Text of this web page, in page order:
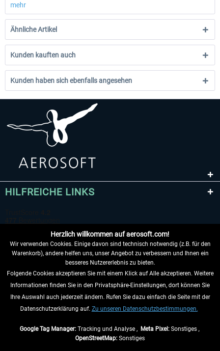
mehr
Ähnliche Artikel
Kunden kauften auch
Kunden haben sich ebenfalls angesehen
HILFREICHE LINKS
VERTRAG WIDERRUFEN
INFORMATIONEN
Herzlich willkommen auf aerosoft.com!
Wir verwenden Cookies. Einige davon sind technisch notwendig (z.B. für den
Warenkorb), andere helfen uns, unser Angebot zu verbessern und Ihnen ein
besseres Nutzererlebnis zu bieten.
Folgende Cookies akzeptieren Sie mit einem Klick auf Alle akzeptieren. Weitere
Informationen finden Sie in den Privatsphäre-Einstellungen, dort können Sie
Ihre Auswahl auch jederzeit ändern. Rufen Sie dazu einfach die Seite mit der
Datenschutzerklärung auf. Zu unseren Datenschutzbestimmungen.
Google Tag Manager:Tracking und Analyse , Meta Pixel:Sonstiges ,
OpenStreetMap: Sonstiges